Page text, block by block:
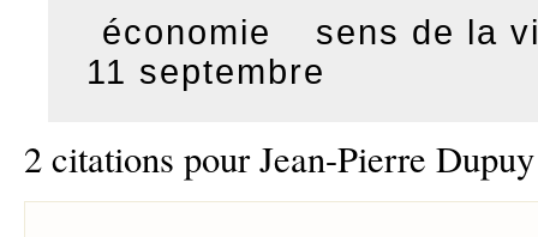
économie
sens de la
11 septembre
2 citations pour Jean-Pierre Dupuy